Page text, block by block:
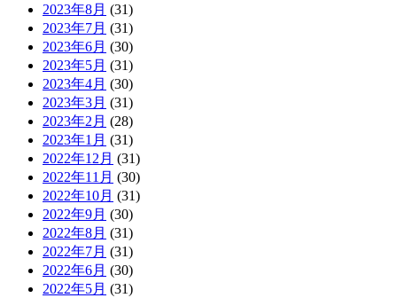
2023年8月 (31)
2023年7月 (31)
2023年6月 (30)
2023年5月 (31)
2023年4月 (30)
2023年3月 (31)
2023年2月 (28)
2023年1月 (31)
2022年12月 (31)
2022年11月 (30)
2022年10月 (31)
2022年9月 (30)
2022年8月 (31)
2022年7月 (31)
2022年6月 (30)
2022年5月 (31)